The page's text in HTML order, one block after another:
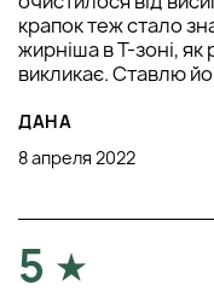
крапок теж стало
жирніша в Т-зоні, як
викликає. Ставлю
ДАНА
8 апреля 2022
5